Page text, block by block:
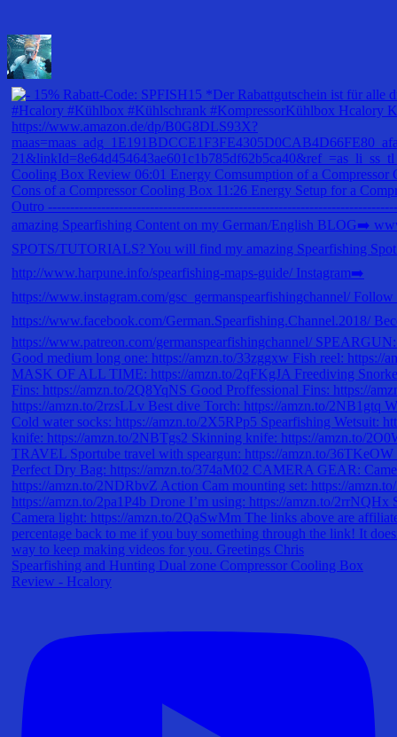
Spearfishing and Hunting Dual zone Compressor Cooling Box
Review - Hcalory